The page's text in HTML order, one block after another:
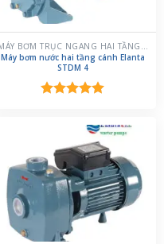
Máy bơm nước hai tầng cánh Elanta
STDM 4